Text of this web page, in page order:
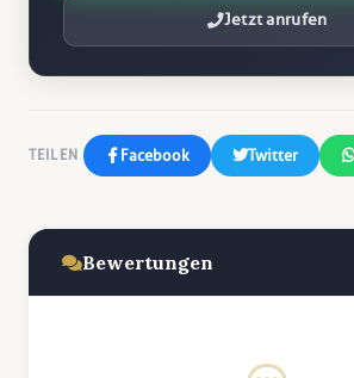
Jetzt anrufen
TEILEN Facebook Twitter
Bewertungen